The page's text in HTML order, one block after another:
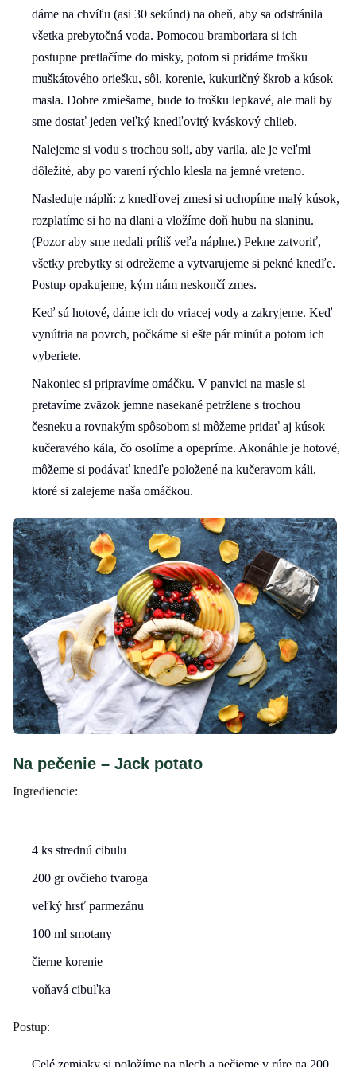
dáme na chvíľu (asi 30 sekúnd) na oheň, aby sa odstránila
všetka prebytočná voda. Pomocou bramboriara si ich
postupne pretlačíme do misky, potom si pridáme trošku
muškátového oriešku, sôl, korenie, kukuričný škrob a kúsok
masla. Dobre zmiešame, bude to trošku lepkavé, ale mali by
sme dostať jeden veľký knedľovitý kváskový chlieb.
Nalejeme si vodu s trochou soli, aby varila, ale je veľmi
dôležité, aby po varení rýchlo klesla na jemné vreteno.
Nasleduje náplň: z knedľovej zmesi si uchopíme malý kúsok,
rozplatíme si ho na dlani a vložíme doň hubu na slaninu.
(Pozor aby sme nedali príliš veľa náplne.) Pekne zatvoriť,
všetky prebytky si odrežeme a vytvarujeme si pekné knedľe.
Postup opakujeme, kým nám neskončí zmes.
Keď sú hotové, dáme ich do vriacej vody a zakryjeme. Keď
vynútria na povrch, počkáme si ešte pár minút a potom ich
vyberiete.
Nakoniec si pripravíme omáčku. V panvici na masle si
pretavíme zväzok jemne nasekané petržlene s trochou
česneku a rovnakým spôsobom si môžeme pridať aj kúsok
kučeravého kála, čo osolíme a opepríme. Akonáhle je hotové,
môžeme si podávať knedľe položené na kučeravom káli,
ktoré si zalejeme naša omáčkou.
Na pečenie – Jack potato
Ingrediencie:
4 ks strednú cibulu
200 gr ovčieho tvaroga
veľký hrsť parmezánu
100 ml smotany
čierne korenie
voňavá cibuľka
Postup: